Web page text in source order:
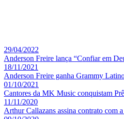
29/04/2022
Anderson Freire lança “Confiar em
18/11/2021
Anderson Freire ganha Grammy
01/10/2021
Cantores da MK Music conquistam
11/11/2020
Arthur Callazans assina contrato com